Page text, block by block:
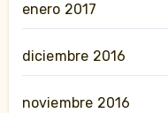
enero 2017
diciembre 2016
noviembre 2016